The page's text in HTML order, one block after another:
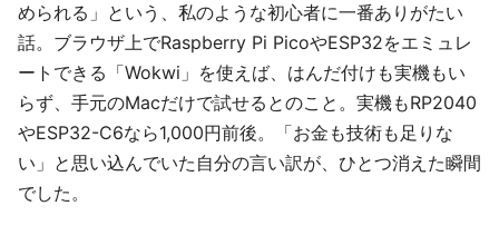
められる」という、私のような初心者に一番ありがたい
話。ブラウザ上でRaspberry Pi PicoやESP32をエミュレ
ートできる「Wokwi」を使えば、はんだ付けも実機もい
らず、手元のMacだけで試せるとのこと。実機もRP2040
やESP32-C6なら1,000円前後。「お金も技術も足りな
い」と思い込んでいた自分の言い訳が、ひとつ消えた瞬間
でした。